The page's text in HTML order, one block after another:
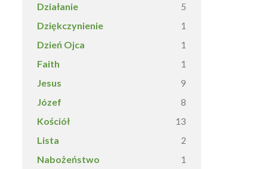
Działanie 5
Dziękczynienie 1
Dzień Ojca 1
Faith 1
Jesus 9
Józef 8
Kościół 13
Lista 2
Nabożeństwo 1